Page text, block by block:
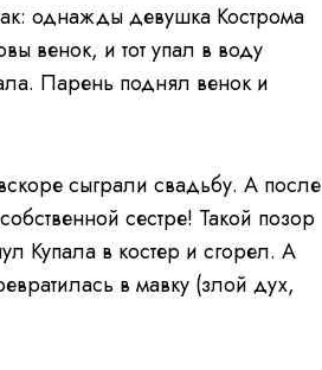
однажды девушка Кострома
венок, и тот упал в воду
Парень поднял венок и
сыграли свадьбу. А после
сестре! Такой позор
Купала в костер и сгорел. А
в мавку (злой дух,